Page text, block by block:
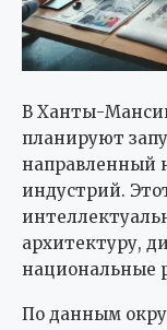
В Ханты-
планируют
направленный
индустрий.
архитектуру,
национальные
По данным